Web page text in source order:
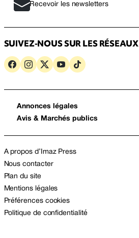
Recevoir les newsletters
SUIVEZ-NOUS SUR LES RÉSEAUX
Annonces légales
Avis & Marchés publics
A propos d’Imaz Press
Nous contacter
Plan du site
Mentions légales
Préférences cookies
Politique de confidentialité